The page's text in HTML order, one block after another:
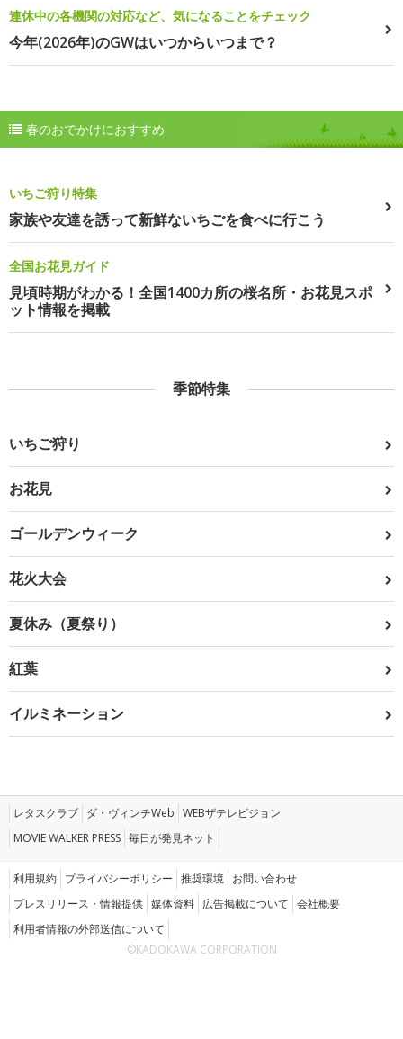
連休中の各機関の対応など、気になることをチェック
今年(2026年)のGWはいつからいつまで？
春のおでかけにおすすめ
いちご狩り特集
家族や友達を誘って新鮮ないちごを食べに行こう
全国お花見ガイド
見頃時期がわかる！全国1400カ所の桜名所・お花見スポ
ット情報を掲載
季節特集
いちご狩り
お花見
ゴールデンウィーク
花火大会
夏休み（夏祭り）
紅葉
イルミネーション
レタスクラブ ダ・ヴィンチWeb WEBザテレビジョン
MOVIE WALKER PRESS 毎日が発見ネット
利用規約 プライバシーポリシー 推奨環境 お問い合わせ
プレスリリース・情報提供 媒体資料 広告掲載について 会社概要
利用者情報の外部送信について
©KADOKAWA CORPORATION